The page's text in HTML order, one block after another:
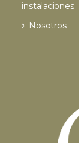
instalaciones
Nosotros